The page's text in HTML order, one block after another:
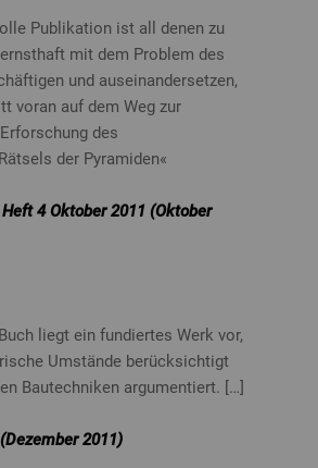
Publikation ist all denen zu
mit dem Problem des
und auseinandersetzen,
voran auf dem Weg zur
des
der Pyramiden«
4 Oktober 2011 (Oktober
liegt ein fundiertes Werk vor,
Umstände berücksichtigt
Bautechniken argumentiert. […]
2011)